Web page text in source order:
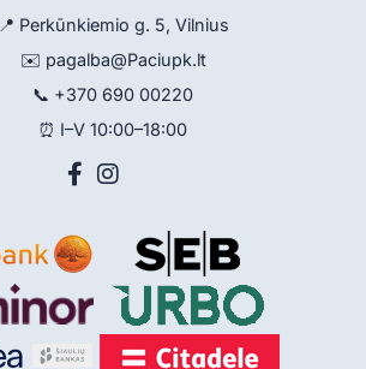
📍 Perkūnkiemio g. 5, Vilnius
✉️ pagalba@Paciupk.lt
📞 +370 690 00220
⏰ I–V 10:00–18:00